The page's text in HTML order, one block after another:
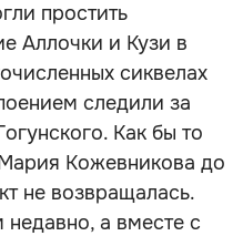
простить
Аллочки и Кузи в
сиквелах
следили за
Как бы то
Кожевникова до
не возвращалась.
а вместе с